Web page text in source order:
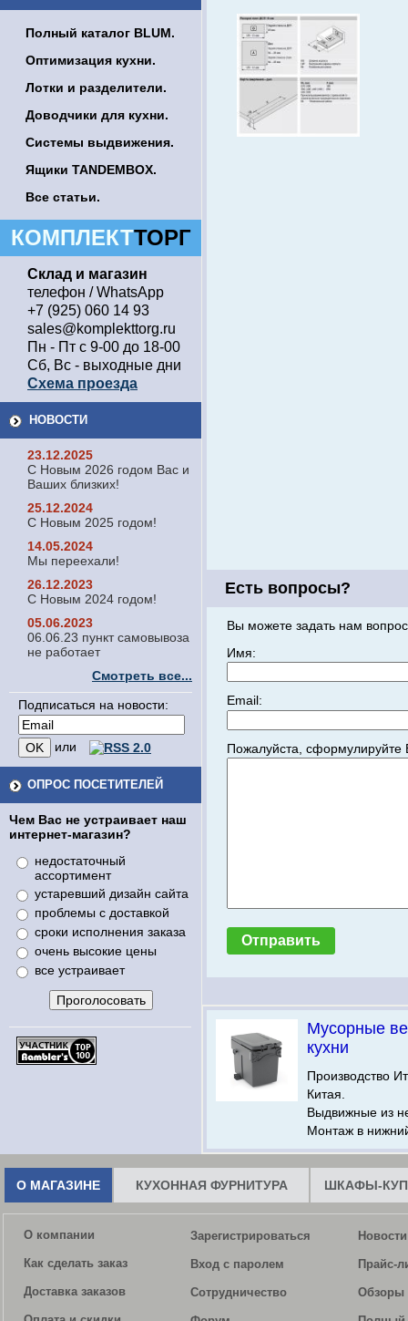
Полный каталог BLUM.
Оптимизация кухни.
Лотки и разделители.
Доводчики для кухни.
Системы выдвижения.
Ящики TANDEMBOX.
Все статьи.
КОМПЛЕКТТОРГ
Склад и магазин
телефон / WhatsApp
+7 (925) 060 14 93
sales@komplekttorg.ru
Пн - Пт с 9-00 до 18-00
Сб, Вс - выходные дни
Схема проезда
НОВОСТИ
23.12.2025
С Новым 2026 годом Вас и
Ваших близких!
25.12.2024
С Новым 2025 годом!
14.05.2024
Мы переехали!
26.12.2023
С Новым 2024 годом!
05.06.2023
06.06.23 пункт самовывоза
не работает
Смотреть все...
Подписаться на новости:
или
ОПРОС ПОСЕТИТЕЛЕЙ
Чем Вас не устраивает наш
интернет-магазин?
недостаточный
ассортимент
устаревший дизайн сайта
проблемы с доставкой
сроки исполнения заказа
очень высокие цены
все устраивает
Есть вопросы?
Вы можете задать нам
Имя:
Email:
Пожалуйста,
Мусорные
кухни
Производство
Китая.
Выдвижные из
Монтаж в
О МАГАЗИНЕ КУХОННАЯ ФУРНИТУРА ШКАФЫ-
О компании
Как сделать заказ
Доставка заказов
Зарегистрироваться
Вход с паролем
Сотрудничество
Новости
Прайс-
Обзоры